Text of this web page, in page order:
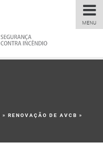
MENU
» RENOVAÇÃO DE AVCB »